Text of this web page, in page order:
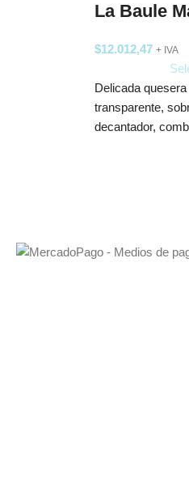
La Baule
$12.012,47 + IVA
Delicada
transparente,
decantador,